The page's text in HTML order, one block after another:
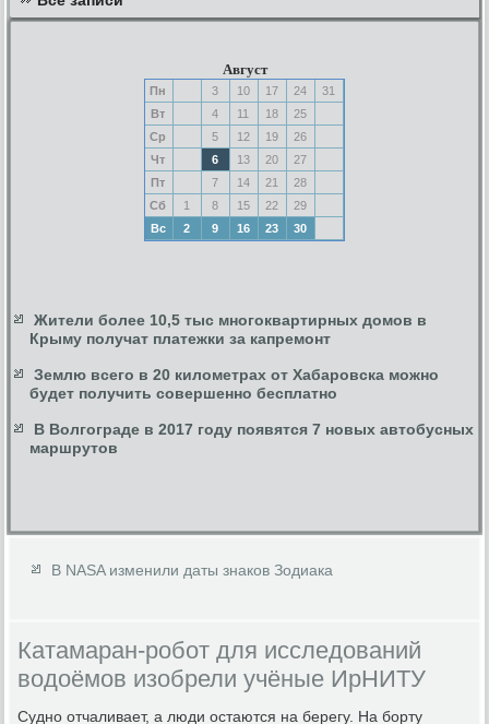
Август
Пн 3 10 17 24
31
Вт
4 11 18
25
Ср
5 12 19
26
Чт
6 13 20
27
Пт
7 14 21
28
Сб
1 8 15 22
29
Вс
2 9 16 23 30
Жители более 10,5 тыс многоквартирных домов в
Крыму получат платежки за капремонт
Землю всего в 20 километрах от Хабаровска можно
будет получить совершенно бесплатно
В Волгограде в 2017 году появятся 7 новых автобусных
маршрутов
В NASA изменили даты знаков Зодиака
Катамаран-робот для исследований
водоёмов изобрели учёные ИрНИТУ
Судно отчаливает, а люди остаются на берегу. На борту